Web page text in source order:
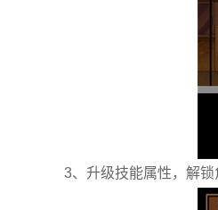
3、升级技能属性，解锁